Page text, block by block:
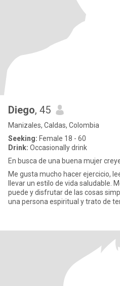
Diego, 45
Manizales, Caldas, Colombia
Seeking: Female 18 - 60
Drink: Occasionally drink
En busca de una buena mujer
Me gusta mucho hacer ejercicio,
llevar un estilo de vida saludable.
puede y disfrutar de las cosas
una persona espiritual y trato de